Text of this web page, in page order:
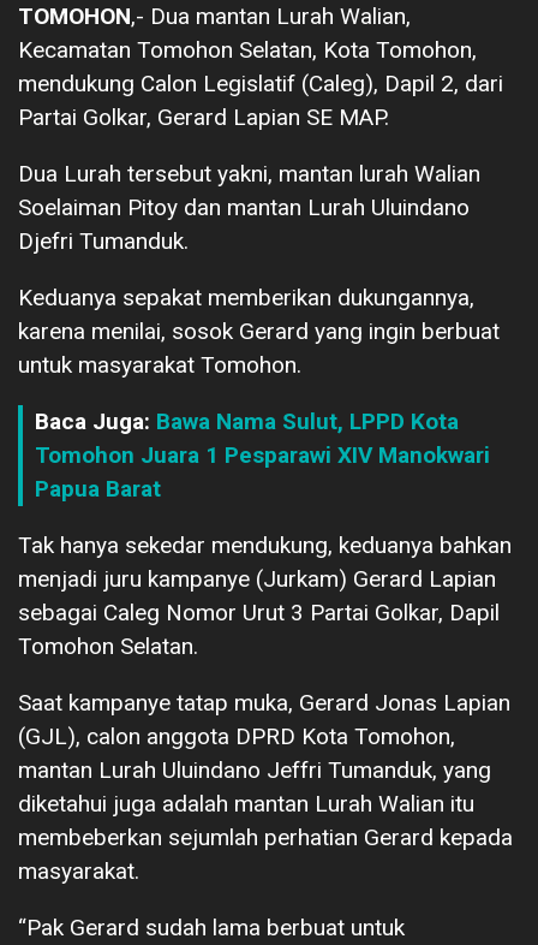
TOMOHON,- Dua mantan Lurah Walian,
Kecamatan Tomohon Selatan, Kota Tomohon,
mendukung Calon Legislatif (Caleg), Dapil 2, dari
Partai Golkar, Gerard Lapian SE MAP.
Dua Lurah tersebut yakni, mantan lurah Walian
Soelaiman Pitoy dan mantan Lurah Uluindano
Djefri Tumanduk.
Keduanya sepakat memberikan dukungannya,
karena menilai, sosok Gerard yang ingin berbuat
untuk masyarakat Tomohon.
Baca Juga: Bawa Nama Sulut, LPPD Kota
Tomohon Juara 1 Pesparawi XIV Manokwari
Papua Barat
Tak hanya sekedar mendukung, keduanya bahkan
menjadi juru kampanye (Jurkam) Gerard Lapian
sebagai Caleg Nomor Urut 3 Partai Golkar, Dapil
Tomohon Selatan.
Saat kampanye tatap muka, Gerard Jonas Lapian
(GJL), calon anggota DPRD Kota Tomohon,
mantan Lurah Uluindano Jeffri Tumanduk, yang
diketahui juga adalah mantan Lurah Walian itu
membeberkan sejumlah perhatian Gerard kepada
masyarakat.
“Pak Gerard sudah lama berbuat untuk